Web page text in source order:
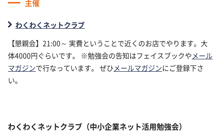
主催
わくわくネットクラブ
【懇親会】21:00～ 実費ということで近くのお店でやります。大
体4000円ぐらいです。 ※勉強会の告知はフェイスブックや メール
マガジンで行なっています。 ぜひ メールマガジンにご登録下さ
い。
わくわくネットクラブ（中小企業ネット活用勉強会）